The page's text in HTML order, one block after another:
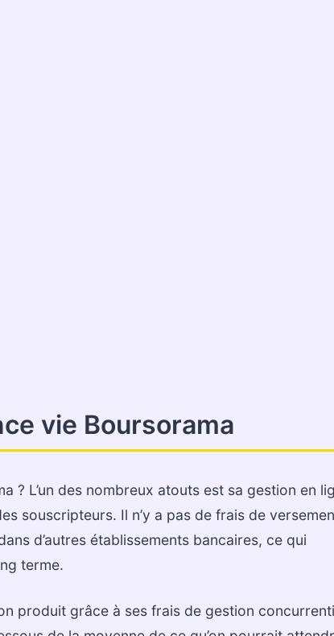
vie Boursorama
? L’un des nombreux atouts est sa gestion en
souscripteurs. Il n’y a pas de frais de
d’autres établissements bancaires, ce qui
terme.
produit grâce à ses frais de gestion